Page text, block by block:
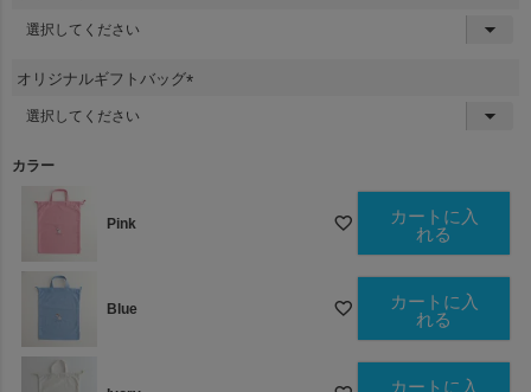
必
)
オリジナルギフトバッグ
カラー
Pink
カートに入
れる
Blue
カートに入
れる
カートに入